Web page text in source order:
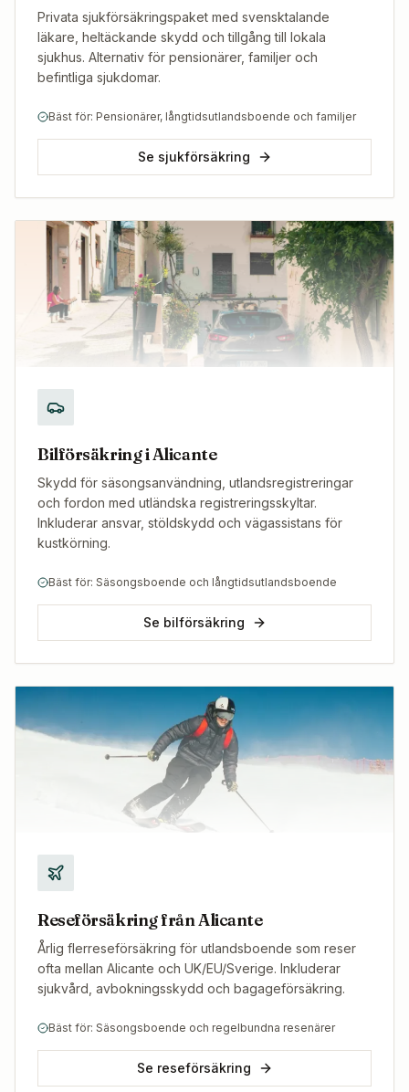
Privata sjukförsäkringspaket med svensktalande
läkare, heltäckande skydd och tillgång till lokala
sjukhus. Alternativ för pensionärer, familjer och
befintliga sjukdomar.
Bäst för: Pensionärer, långtidsutlandsboende och familjer
Se sjukförsäkring
Bilförsäkring i Alicante
Skydd för säsongsanvändning, utlandsregistreringar
och fordon med utländska registreringsskyltar.
Inkluderar ansvar, stöldskydd och vägassistans för
kustkörning.
Bäst för: Säsongsboende och långtidsutlandsboende
Se bilförsäkring
Reseförsäkring från Alicante
Årlig flerreseförsäkring för utlandsboende som reser
ofta mellan Alicante och UK/EU/Sverige. Inkluderar
sjukvård, avbokningsskydd och bagageförsäkring.
Bäst för: Säsongsboende och regelbundna resenärer
Se reseförsäkring